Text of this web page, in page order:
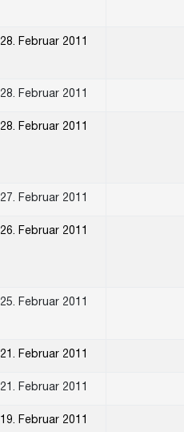
28. Februar 2011
28. Februar 2011
28. Februar 2011
27. Februar 2011
26. Februar 2011
25. Februar 2011
21. Februar 2011
21. Februar 2011
19. Februar 2011